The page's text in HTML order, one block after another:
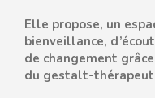
Elle propose, un
bienveillance,
de changement
du gestalt-